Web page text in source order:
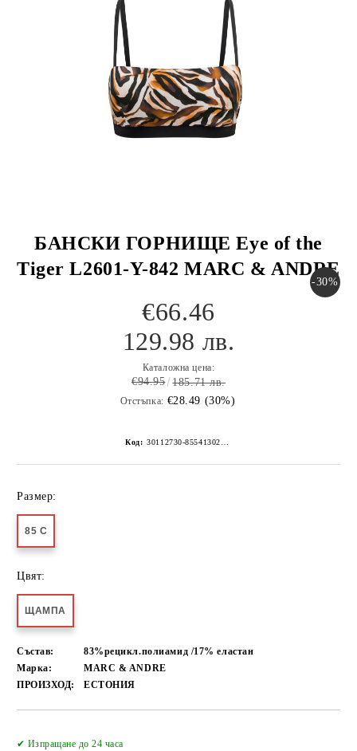
БАНСКИ ГОРНИЩЕ Eye of the
Tiger L2601-Y-842 MARC & ANDRE
-30%
€66.46
129.98 лв.
Каталожна цена:
€94.95 185.71 лв.
Отстъпка: €28.49 (30%)
Код: 30112730-8554130267152268544
Размер:
85 C
Цвят:
ЩАМПА
Състав:
83%рецикл.полиамид /17% еластан
Марка:
MARC & ANDRE
ПРОИЗХОД:
ЕСТОНИЯ
✔ Изпращане до 24 часа